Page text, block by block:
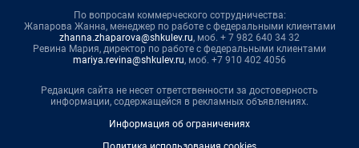
По вопросам коммерческого сотрудничества:
Жапарова Жанна, менеджер по работе с федеральными клиентами
zhanna.zhaparova@shkulev.ru, моб. + 7 982 640 34 32
Ревина Мария, директор по работе с федеральными клиентами
mariya.revina@shkulev.ru, моб. +7 910 402 4056
Редакция сайта не несет ответственности за достоверность
информации, содержащейся в рекламных объявлениях.
Информация об ограничениях